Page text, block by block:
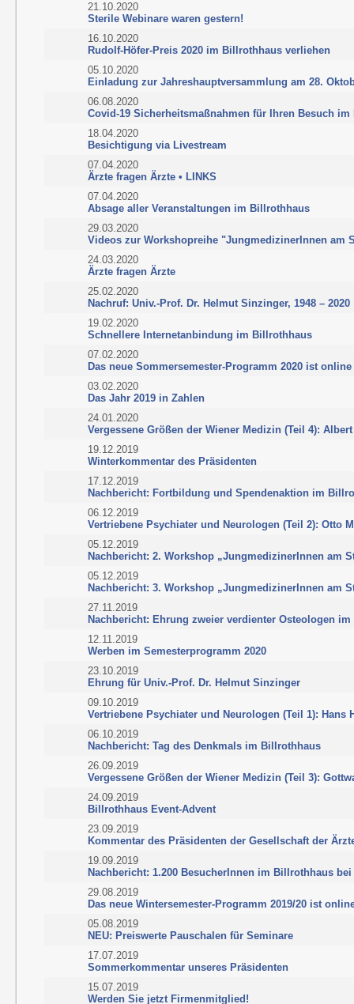
21.10.2020
Sterile Webinare waren gestern!
16.10.2020
Rudolf-Höfer-Preis 2020 im Billrothhaus verliehen
05.10.2020
Einladung zur Jahreshauptversammlung am 28.
06.08.2020
Covid-19 Sicherheitsmaßnahmen für Ihren Besuch
18.04.2020
Besichtigung via Livestream
07.04.2020
Ärzte fragen Ärzte • LINKS
07.04.2020
Absage aller Veranstaltungen im Billrothhaus
29.03.2020
Videos zur Workshopreihe "JungmedizinerInnen am
24.03.2020
Ärzte fragen Ärzte
25.02.2020
Nachruf: Univ.-Prof. Dr. Helmut Sinzinger, 1948 – 2020
19.02.2020
Schnellere Internetanbindung im Billrothhaus
07.02.2020
Das neue Sommersemester-Programm 2020 ist online
03.02.2020
Das Jahr 2019 in Zahlen
24.01.2020
Vergessene Größen der Wiener Medizin (Teil 4):
19.12.2019
Winterkommentar des Präsidenten
17.12.2019
Nachbericht: Fortbildung und Spendenaktion im
06.12.2019
Vertriebene Psychiater und Neurologen (Teil 2): Otto
05.12.2019
Nachbericht: 2. Workshop „JungmedizinerInnen am
05.12.2019
Nachbericht: 3. Workshop „JungmedizinerInnen am
27.11.2019
Nachbericht: Ehrung zweier verdienter Osteologen
12.11.2019
Werben im Semesterprogramm 2020
23.10.2019
Ehrung für Univ.-Prof. Dr. Helmut Sinzinger
09.10.2019
Vertriebene Psychiater und Neurologen (Teil 1): Hans
06.10.2019
Nachbericht: Tag des Denkmals im Billrothhaus
26.09.2019
Vergessene Größen der Wiener Medizin (Teil 3):
24.09.2019
Billrothhaus Event-Advent
23.09.2019
Kommentar des Präsidenten der Gesellschaft der
19.09.2019
Nachbericht: 1.200 BesucherInnen im Billrothhaus bei
29.08.2019
Das neue Wintersemester-Programm 2019/20 ist
05.08.2019
NEU: Preiswerte Pauschalen für Seminare
17.07.2019
Sommerkommentar unseres Präsidenten
15.07.2019
Werden Sie jetzt Firmenmitglied!